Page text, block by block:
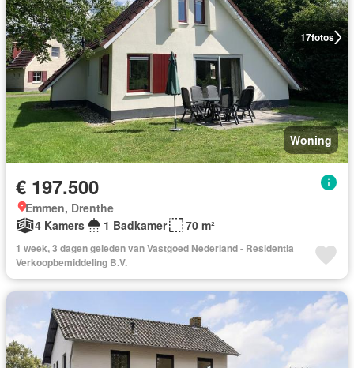
17fotos
Woning
€ 197.500
Emmen, Drenthe
4 Kamers
1 Badkamer 70 m²
1 week, 3 dagen geleden van Vastgoed Nederland - Residentia
Verkoopbemiddeling B.V.